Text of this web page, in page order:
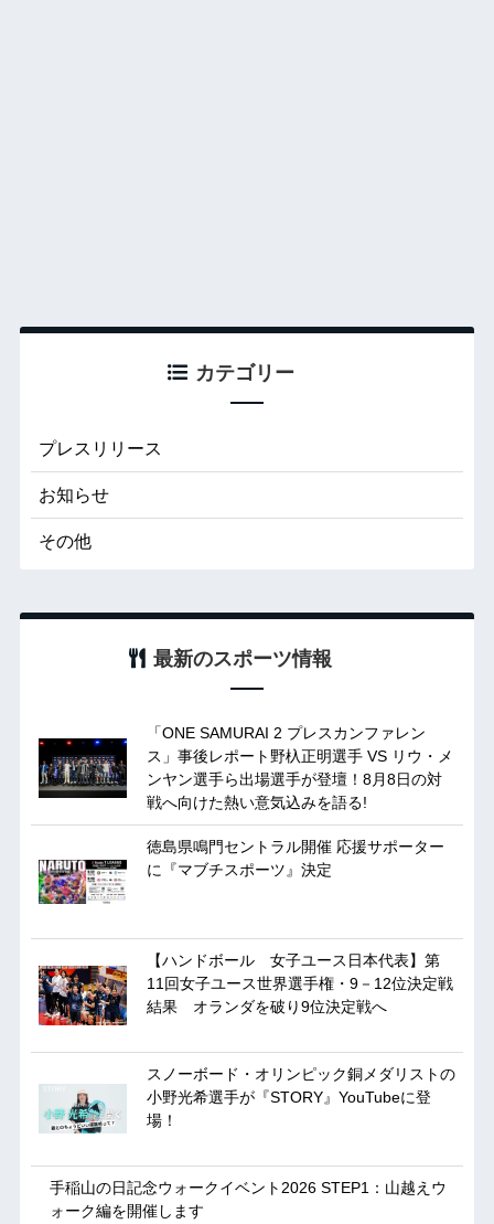
カテゴリー
プレスリリース
お知らせ
その他
最新のスポーツ情報
「ONE SAMURAI 2 プレスカンファレン
ス」事後レポート野杁正明選手 VS リウ・メ
ンヤン選手ら出場選手が登壇！8月8日の対
戦へ向けた熱い意気込みを語る!
徳島県鳴門セントラル開催 応援サポーター
に『マブチスポーツ』決定
【ハンドボール 女子ユース日本代表】第
11回女子ユース世界選手権・9－12位決定戦
結果 オランダを破り9位決定戦へ
スノーボード・オリンピック銅メダリストの
小野光希選手が『STORY』YouTubeに登
場！
手稲山の日記念ウォークイベント2026 STEP1：山越えウ
ォーク編を開催します